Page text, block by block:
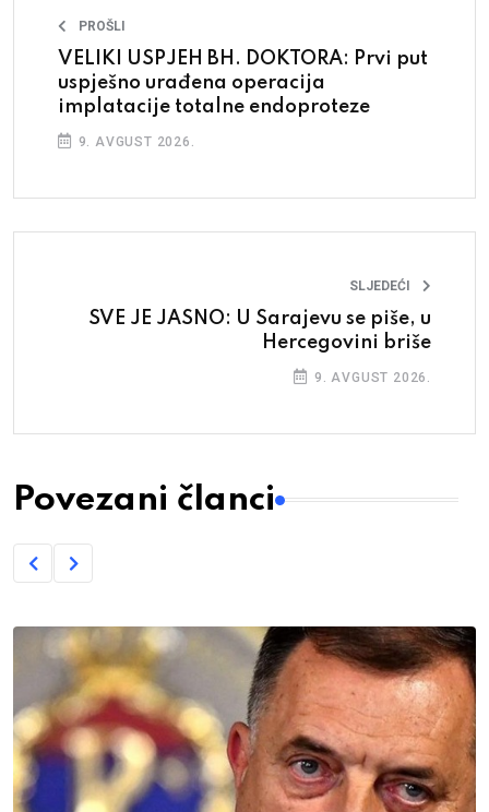
PROŠLI
VELIKI USPJEH BH. DOKTORA: Prvi put
uspješno urađena operacija
implatacije totalne endoproteze
9. AVGUST 2026.
SLJEDEĆI
SVE JE JASNO: U Sarajevu se piše, u
Hercegovini briše
9. AVGUST 2026.
Povezani članci